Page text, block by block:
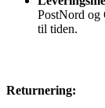
PostNord og
til tiden.
Returnering: